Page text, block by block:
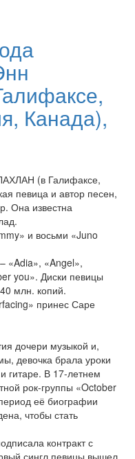
Канада),
(в Галифаксе,
певица и автор песен,
Она известна
и восьми «Juno
«Adia», «Angel»,
you». Диски певицы
млн. копий.
принес Саре
дочери музыкой и,
девочка брала уроки
гитаре. В 17-летнем
рок-группы «October
её биографии
чтобы стать
контракт с
сингл певицы вышел